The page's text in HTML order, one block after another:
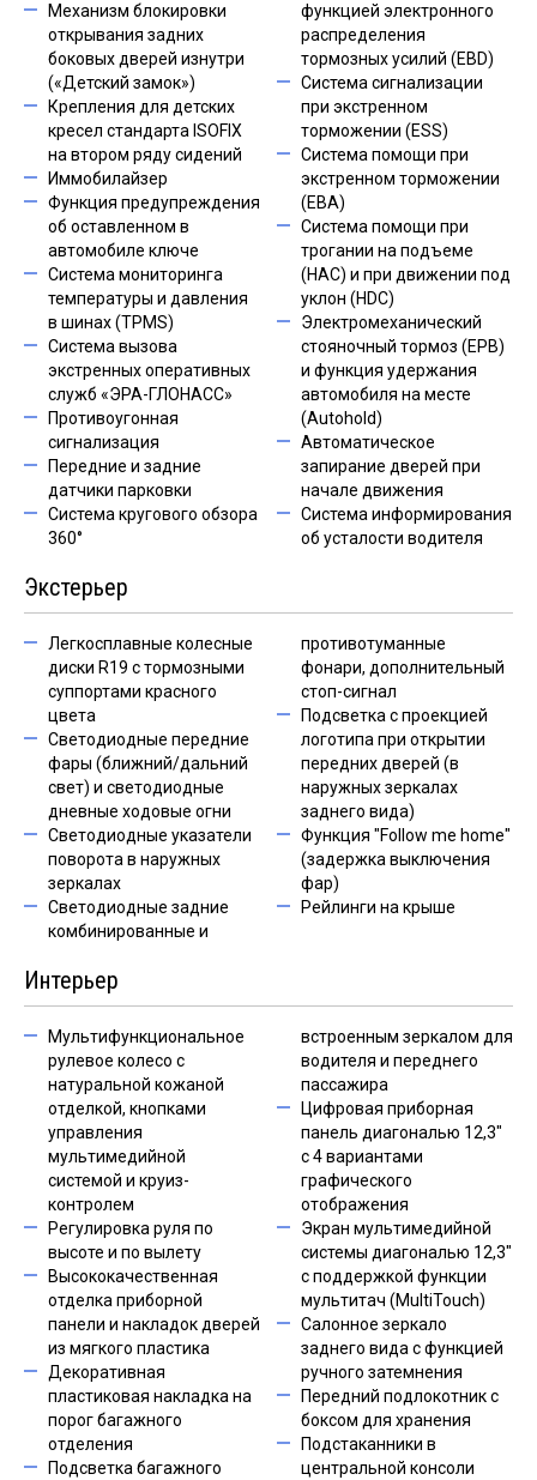
Механизм блокировки
открывания задних
боковых дверей изнутри
(«Детский замок»)
Крепления для детских
кресел стандарта ISOFIX
на втором ряду сидений
Иммобилайзер
Функция предупреждения
об оставленном в
автомобиле ключе
Система мониторинга
температуры и давления
в шинах (TPMS)
Система вызова
экстренных оперативных
служб «ЭРА-ГЛОНАСС»
Противоугонная
сигнализация
Передние и задние
датчики парковки
Система кругового обзора
360°
функцией электронного
распределения
тормозных усилий (EBD)
Система сигнализации
при экстренном
торможении (ESS)
Система помощи при
экстренном торможении
(EBA)
Система помощи при
трогании на подъеме
(HAC) и при движении под
уклон (HDC)
Электромеханический
стояночный тормоз (EPB)
и функция удержания
автомобиля на месте
(Autohold)
Автоматическое
запирание дверей при
начале движения
Система информирования
об усталости водителя
Экстерьер
Легкосплавные колесные
диски R19 с тормозными
суппортами красного
цвета
Светодиодные передние
фары (ближний/дальний
свет) и светодиодные
дневные ходовые огни
Светодиодные указатели
поворота в наружных
зеркалах
Светодиодные задние
комбинированные и
противотуманные
фонари, дополнительный
стоп-сигнал
Подсветка с проекцией
логотипа при открытии
передних дверей (в
наружных зеркалах
заднего вида)
Функция "Follow me home"
(задержка выключения
фар)
Рейлинги на крыше
Интерьер
Мультифункциональное
рулевое колесо с
натуральной кожаной
отделкой, кнопками
управления
мультимедийной
системой и круиз-
контролем
Регулировка руля по
высоте и по вылету
Высококачественная
отделка приборной
панели и накладок дверей
из мягкого пластика
Декоративная
пластиковая накладка на
порог багажного
отделения
Подсветка багажного
встроенным зеркалом для
водителя и переднего
пассажира
Цифровая приборная
панель диагональю 12,3"
с 4 вариантами
графического
отображения
Экран мультимедийной
системы диагональю 12,3"
с поддержкой функции
мультитач (MultiTouch)
Салонное зеркало
заднего вида с функцией
ручного затемнения
Передний подлокотник с
боксом для хранения
Подстаканники в
центральной консоли